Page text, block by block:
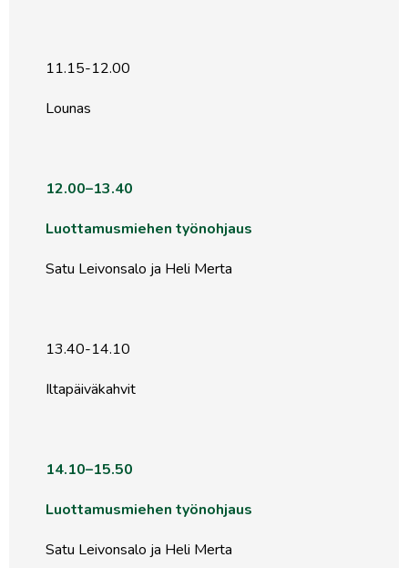
11.15-12.00
Lounas
12.00–13.40
Luottamusmiehen työnohjaus
Satu Leivonsalo ja Heli Merta
13.40-14.10
Iltapäiväkahvit
14.10–15.50
Luottamusmiehen työnohjaus
Satu Leivonsalo ja Heli Merta